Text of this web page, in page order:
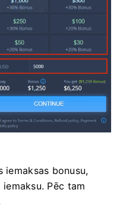
iemaksas bonusu,
Pēc tam